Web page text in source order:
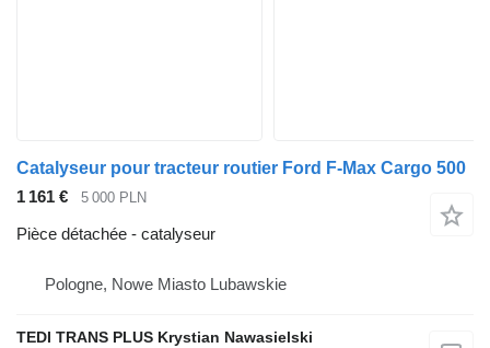
Catalyseur pour tracteur routier Ford F-Max Cargo 500
1 161 €
5 000 PLN
Pièce détachée - catalyseur
Pologne, Nowe Miasto Lubawskie
TEDI TRANS PLUS Krystian Nawasielski